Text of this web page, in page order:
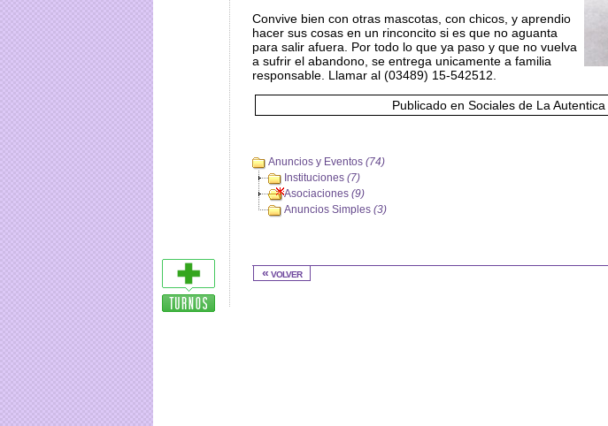
Convive bien con otras mascotas, con chicos, y aprendio
hacer sus cosas en un rinconcito si es que no aguanta
para salir afuera. Por todo lo que ya paso y que no vuelva
a sufrir el abandono, se entrega unicamente a familia
responsable. Llamar al (03489) 15-542512.
Publicado en Sociales de La
Anuncios y Eventos (74)
Instituciones (7)
Asociaciones (9)
Anuncios Simples (3)
« volver